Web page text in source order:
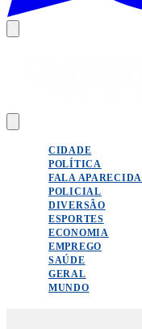
CIDADE
POLÍTICA
FALA APARECIDA
POLICIAL
DIVERSÃO
ESPORTES
ECONOMIA
EMPREGO
SAÚDE
GERAL
MUNDO